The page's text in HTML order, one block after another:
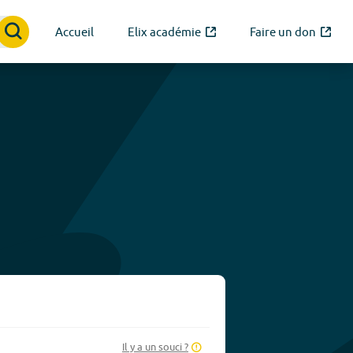
Accueil Elix académie Faire un don
Il y a un souci ?